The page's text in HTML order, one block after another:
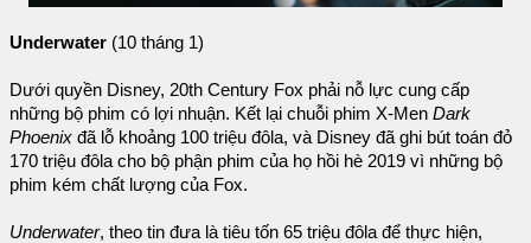
Underwater (10 tháng 1)
Dưới quyền Disney, 20th Century Fox phải nỗ lực cung cấp
những bộ phim có lợi nhuận. Kết lại chuỗi phim X-Men Dark
Phoenix đã lỗ khoảng 100 triệu đôla, và Disney đã ghi bút toán đỏ
170 triệu đôla cho bộ phận phim của họ hồi hè 2019 vì những bộ
phim kém chất lượng của Fox.
Underwater, theo tin đưa là tiêu tốn 65 triệu đôla để thực hiện,